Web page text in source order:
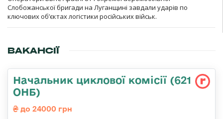
Слобожанської бригади на Луганщині завдали ударів по
ключових об’єктах логістики російських військ.
ВАКАНСІЇ
Начальник циклової комісії (621
ОНБ)
до 24000 грн